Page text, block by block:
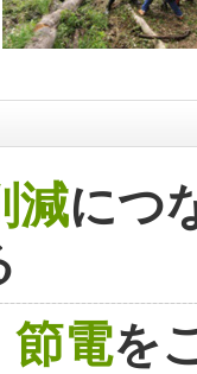
減につ
節電を